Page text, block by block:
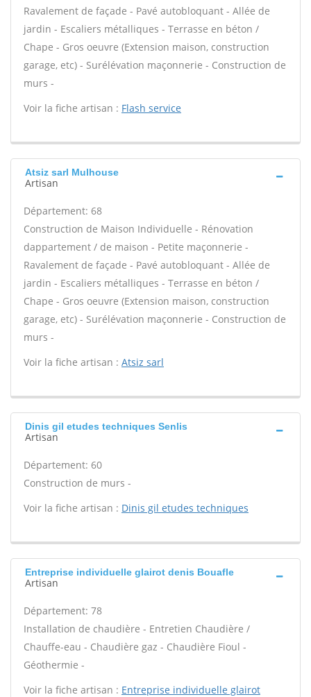
Ravalement de façade - Pavé autobloquant - Allée de
jardin - Escaliers métalliques - Terrasse en béton /
Chape - Gros oeuvre (Extension maison, construction
garage, etc) - Surélévation maçonnerie - Construction de
murs -
Voir la fiche artisan : Flash service
Atsiz sarl Mulhouse
Artisan
Département: 68
Construction de Maison Individuelle - Rénovation
dappartement / de maison - Petite maçonnerie -
Ravalement de façade - Pavé autobloquant - Allée de
jardin - Escaliers métalliques - Terrasse en béton /
Chape - Gros oeuvre (Extension maison, construction
garage, etc) - Surélévation maçonnerie - Construction de
murs -
Voir la fiche artisan : Atsiz sarl
Dinis gil etudes techniques Senlis
Artisan
Département: 60
Construction de murs -
Voir la fiche artisan : Dinis gil etudes techniques
Entreprise individuelle glairot denis Bouafle
Artisan
Département: 78
Installation de chaudière - Entretien Chaudière /
Chauffe-eau - Chaudière gaz - Chaudière Fioul -
Géothermie -
Voir la fiche artisan : Entreprise individuelle glairot